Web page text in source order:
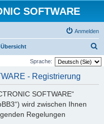
SOFTWARE
Anmelden
u
Sprache:
- Registrierung
SOFTWARE“
wird zwischen Ihnen
Regelungen